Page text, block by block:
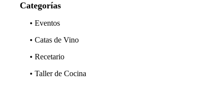
Categorías
• Eventos
• Catas de Vino
• Recetario
• Taller de Cocina